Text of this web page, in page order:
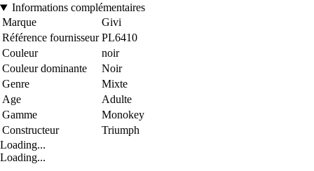
Informations complémentaires
Marque
Givi
Référence fournisseur PL6410
Couleur
noir
Couleur dominante
Noir
Genre
Mixte
Age
Adulte
Gamme
Monokey
Constructeur
Triumph
Loading...
Loading...